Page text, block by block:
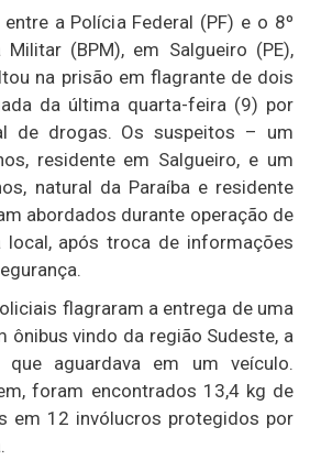
a Polícia Federal (PF) e o 8º
(BPM), em Salgueiro (PE),
na prisão em flagrante de dois
da última quarta-feira (9) por
de drogas. Os suspeitos – um
residente em Salgueiro, e um
natural da Paraíba e residente
abordados durante operação de
local, após troca de informações
flagraram a entrega de uma
ônibus vindo da região Sudeste, a
aguardava em um veículo.
foram encontrados 13,4 kg de
em 12 invólucros protegidos por